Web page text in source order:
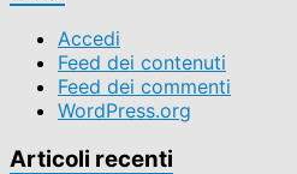
Accedi
Feed dei contenuti
Feed dei commenti
WordPress.org
Articoli recenti